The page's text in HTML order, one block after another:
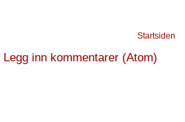
Startsiden
Legg inn kommentarer (Atom)